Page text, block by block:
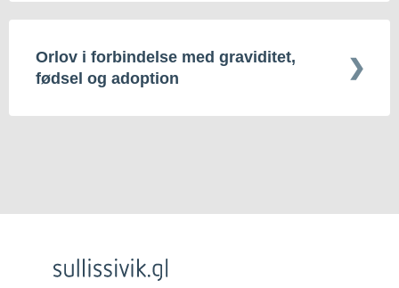
Orlov i forbindelse med graviditet,
fødsel og adoption